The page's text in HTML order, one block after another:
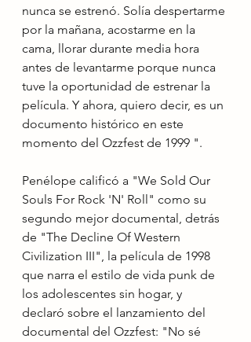
nunca se estrenó. Solía ​​despertarme
por la mañana, acostarme en la
cama, llorar durante media hora
antes de levantarme porque nunca
tuve la oportunidad de estrenar la
película. Y ahora, quiero decir, es un
documento histórico en este
momento del Ozzfest de 1999 ".
Penélope calificó a "We Sold Our
Souls For Rock 'N' Roll" como su
segundo mejor documental, detrás
de "The Decline Of Western
Civilization III", la película de 1998
que narra el estilo de vida punk de
los adolescentes sin hogar, y
declaró sobre el lanzamiento del
documental del Ozzfest: "No sé